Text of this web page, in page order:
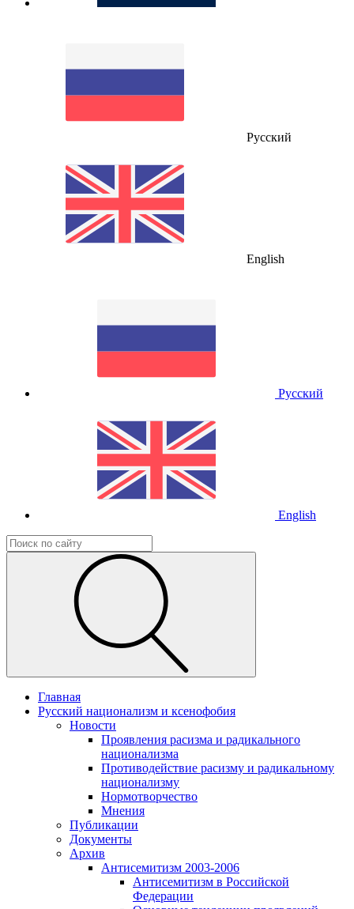
Русский
English
Русский
English
Главная
Русский национализм и ксенофобия
Новости
Проявления расизма и радикального
национализма
Противодействие расизму и радикальному
национализму
Нормотворчество
Мнения
Публикации
Документы
Архив
Антисемитизм 2003-2006
Антисемитизм в Российской
Федерации